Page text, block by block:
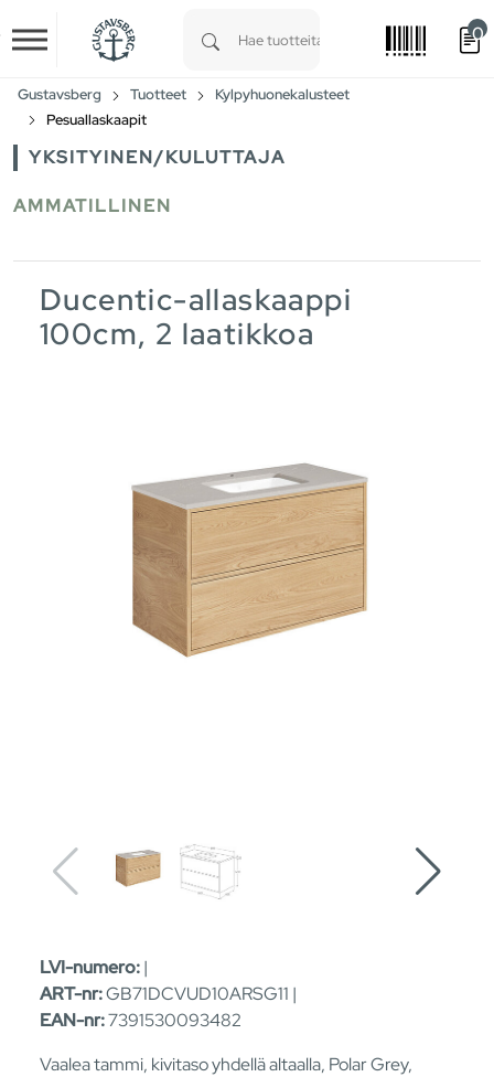
Skip to main content
0
Gustavsberg Tuotteet
Kylpyhuonekalusteet
Pesuallaskaapit
YKSITYINEN/KULUTTAJA
AMMATILLINEN
Ducentic-allaskaappi
100cm, 2 laatikkoa
LVI-numero:|
ART-nr:GB71DCVUD10ARSG11 |
EAN-nr:7391530093482
Vaalea tammi, kivitaso yhdellä altaalla, Polar Grey,